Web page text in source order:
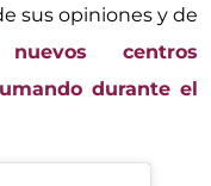
sus opiniones y de
centros
durante el